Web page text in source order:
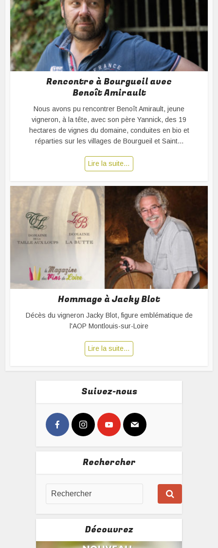
Rencontre à Bourgueil avec
Benoît Amirault
Nous avons pu rencontrer Benoît Amirault, jeune
vigneron, à la tête, avec son père Yannick, des 19
hectares de vignes du domaine, conduites en bio et
réparties sur les villages de Bourgueil et Saint...
Lire la suite…
Hommage à Jacky Blot
Décès du vigneron Jacky Blot, figure emblématique de
l'AOP Montlouis-sur-Loire
Lire la suite…
Suivez-nous
Rechercher
Découvrez